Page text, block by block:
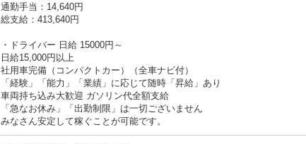
通勤手当：14,640円
総支給：413,640円
・ドライバー 日給 15000円～
日給15,000円以上
社用車完備（コンパクトカー）（全車ナビ付）
「経験」「能力」「業績」に応じて随時「昇給」あり
車両持ち込み大歓迎 ガソリン代全額支給
「急なお休み」「出勤制限」は一切ございません
みなさん安定して稼ぐことが可能です。